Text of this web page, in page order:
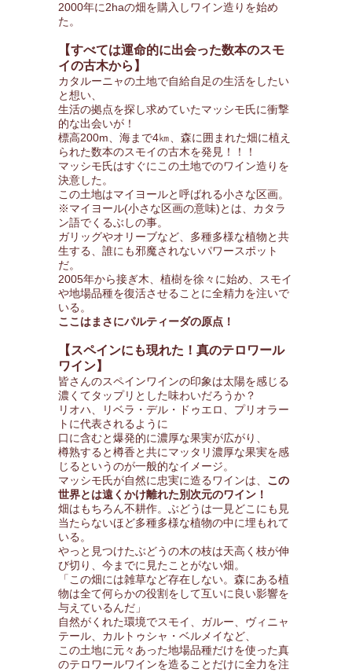
2000年に2haの畑を購入しワイン造りを始め
た。
【すべては運命的に出会った数本のスモ
イの古木から】
カタルーニャの土地で自給自足の生活をしたい
と想い、
生活の拠点を探し求めていたマッシモ氏に衝撃
的な出会いが！
標高200m、海まで4㎞、森に囲まれた畑に植え
られた数本のスモイの古木を発見！！！
マッシモ氏はすぐにこの土地でのワイン造りを
決意した。
この土地はマイヨールと呼ばれる小さな区画。
※マイヨール(小さな区画の意味)とは、カタラ
ン語でくるぶしの事。
ガリッグやオリーブなど、多種多様な植物と共
生する、誰にも邪魔されないパワースポット
だ。
2005年から接ぎ木、植樹を徐々に始め、スモイ
や地場品種を復活させることに全精力を注いで
いる。
ここはまさにパルティーダの原点！
【スペインにも現れた！真のテロワール
ワイン】
皆さんのスペインワインの印象は太陽を感じる
濃くてタップリとした味わいだろうか？
リオハ、リベラ・デル・ドゥエロ、プリオラー
トに代表されるように
口に含むと爆発的に濃厚な果実が広がり、
樽熟すると樽香と共にマッタリ濃厚な果実を感
じるというのが一般的なイメージ。
マッシモ氏が自然に忠実に造るワインは、 この
世界とは遠くかけ離れた別次元のワイン！
畑はもちろん不耕作。ぶどうは一見どこにも見
当たらないほど多種多様な植物の中に埋もれて
いる。
やっと見つけたぶどうの木の枝は天高く枝が伸
び切り、今までに見たことがない畑。
「この畑には雑草など存在しない。森にある植
物は全て何らかの役割をして互いに良い影響を
与えているんだ」
自然がくれた環境でスモイ、ガルー、ヴィニャ
テール、カルトゥシャ・ベルメイなど、
この土地に元々あった地場品種だけを使った真
のテロワールワインを造ることだけに全力を注